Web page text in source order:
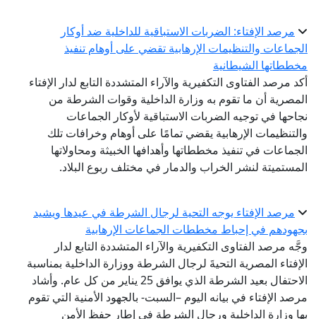
مرصد الإفتاء: الضربات الاستباقية للداخلية ضد أوكار
الجماعات والتنظيمات الإرهابية تقضي على أوهام تنفيذ
مخططاتها الشيطانية
أكد مرصد الفتاوى التكفيرية والآراء المتشددة التابع لدار الإفتاء
المصرية أن ما تقوم به وزارة الداخلية وقوات الشرطة من
نجاحها في توجيه الضربات الاستباقية لأوكار الجماعات
والتنظيمات الإرهابية يقضي تمامًا على أوهام وخرافات تلك
الجماعات في تنفيذ مخططاتها وأهدافها الخبيثة ومحاولاتها
المستميتة لنشر الخراب والدمار في مختلف ربوع البلاد.
مرصد الإفتاء يوجه التحية لرجال الشرطة في عيدها ويشيد
بجهودهم في إحباط مخططات الجماعات الإرهابية
وجَّه مرصد الفتاوى التكفيرية والآراء المتشددة التابع لدار
الإفتاء المصرية التحيةَ لرجال الشرطة ووزارة الداخلية بمناسبة
الاحتفال بعيد الشرطة الذي يوافق 25 يناير من كل عام. وأشاد
مرصد الإفتاء في بيانه اليوم –السبت- بالجهود الأمنية التي تقوم
بها وزارة الداخلية ورجال الشرطة في إطار حفظ الأمن